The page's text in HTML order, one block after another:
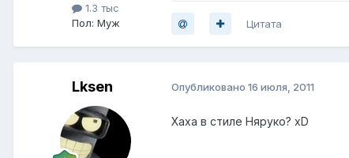
1.3 тыс
Пол: Муж
Цитата
Lksen Опубликовано 16 июля, 2011
Хаха в стиле Няруко? xD